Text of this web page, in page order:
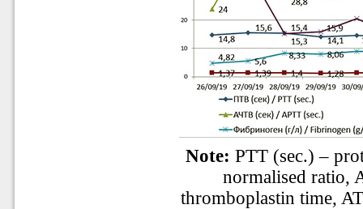
Note: PTT (sec.) –
normalised ratio,
thromboplastin time,